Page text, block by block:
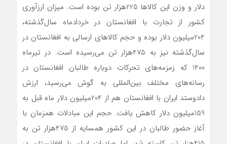
دلار و وزن این کالاها 225‌هزار تن بوده است. میزان ارزآوری
کشور از تجارت با افغانستان در خرداد‌ماه سال‌گذشته،
204‌میلیون دلار بوده و حجم کالاهای ارسالی به افغانستان در
سال‌گذشته نیز به 475‌هزار تن می‌رسیده است. در تیر‌ماه
1400 که زمزمه‌های تحرکات دوباره طالبان افغانستان در
رسانه‌های مختلف بین‌المللی به گوش می‌رسید، ارزش
دادوستد ایران با افغانستان هم از 204‌میلیون دلار‌ ماه قبل به
159‌میلیون دلار کاهش یافت. حجم این مبادلات همزمان با
آغاز حضور طالبان در این کشور همسایه از 475‌هزار تن به